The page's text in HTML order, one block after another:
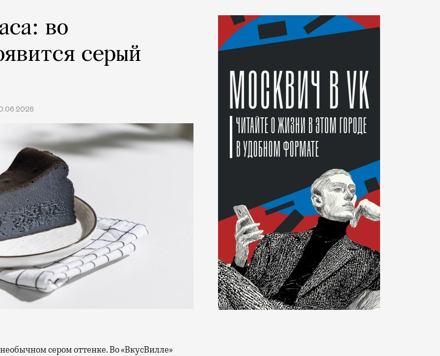
во
серый